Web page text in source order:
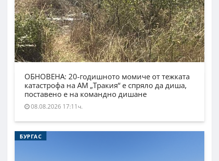
ОБНОВЕНА: 20-годишното момиче от тежката
катастрофа на АМ „Тракия“ е спряло да диша,
поставено е на командно дишане
08.08.2026 17:11ч.
БУРГАС